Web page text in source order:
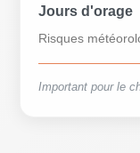
Jours d'orage
Risques
Important pour le